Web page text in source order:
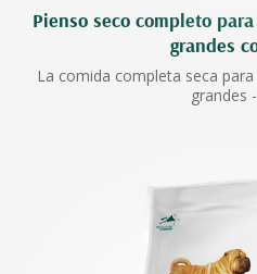
Pienso seco completo
grandes
La comida completa seca
grandes